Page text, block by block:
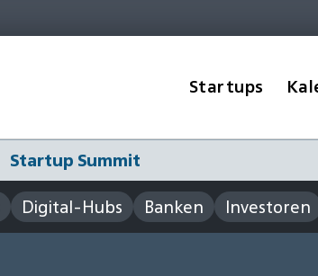
Startups
Startup Summit
Digital-Hubs Banken Investoren